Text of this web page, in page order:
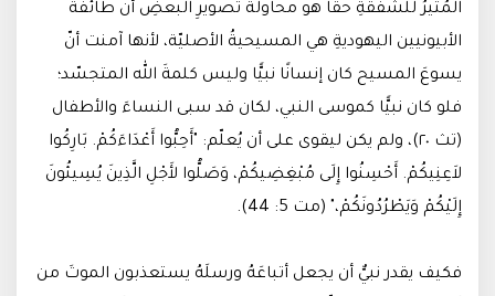
المُثيرُ للشفقةِ حقًّا هو محاولةُ تصويرِ البعضِ أن طائفةَ
الأبيونيين اليهوديةِ هي المسيحيةُ الأصليّة، لأنها آمنت أنّ
يسوعَ المسيح كان إنسانًا نبيًّا وليس كلمةَ الله المتجسّد؛
فلو كان نبيًّا كموسى النبي، لكان قد سبى النساءَ والأطفال
(تث ٢٠)، ولم يكن ليقوى على أن يُعلّم: "أَحِبُّوا أَعْدَاءَكُمْ. بَارِكُوا
لاَعِنِيكُمْ. أَحْسِنُوا إِلَى مُبْغِضِيكُمْ، وَصَلُّوا لأَجْلِ الَّذِينَ يُسِيئُونَ
إِلَيْكُمْ وَيَطْرُدُونَكُمْ،" (مت 5: 44).
فكيف يقدر نبيٌّ أن يجعل أتباعَهُ ورسلَهُ يستعذبون الموتَ من